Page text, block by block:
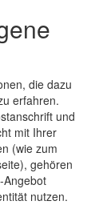
die dazu
erfahren.
und
mit Ihrer
(wie zum
gehören
Angebot
nutzen.